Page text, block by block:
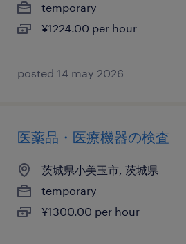
temporary
¥1224.00 per hour
posted 14 may 2026
医薬品・医療機器の検査
茨城県小美玉市, 茨城県
temporary
¥1300.00 per hour